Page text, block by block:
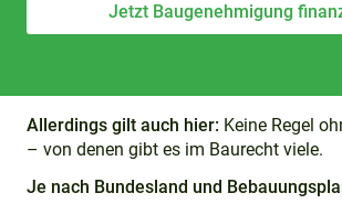
Jetzt Baugenehmigung
Allerdings gilt auch hier: Keine Regel
– von denen gibt es im Baurecht viele.
Je nach Bundesland und